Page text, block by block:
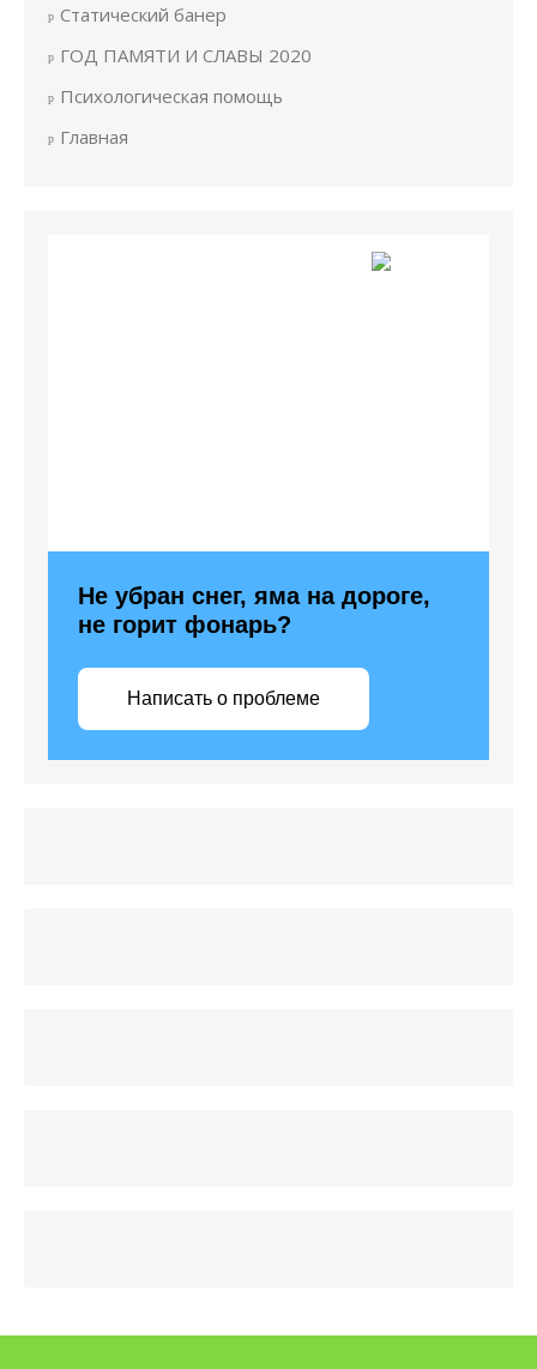
Статический банер
ГОД ПАМЯТИ И СЛАВЫ 2020
Психологическая помощь
Главная
Не убран снег, яма на дороге,
не горит фонарь?
Написать о проблеме